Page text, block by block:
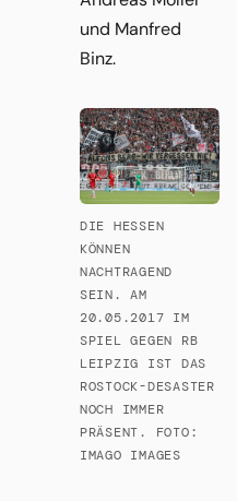
und Manfred
Binz.
DIE HESSEN
KÖNNEN
NACHTRAGEND
SEIN. AM
20.05.2017 IM
SPIEL GEGEN RB
LEIPZIG IST DAS
ROSTOCK-DESASTER
NOCH IMMER
PRÄSENT. FOTO:
IMAGO IMAGES